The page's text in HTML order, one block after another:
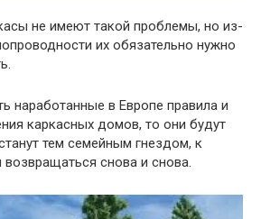
не имеют такой проблемы, но из-
их обязательно нужно
наработанные в Европе правила и
каркасных домов, то они будут
тем семейным гнездом, к
возвращаться снова и снова.